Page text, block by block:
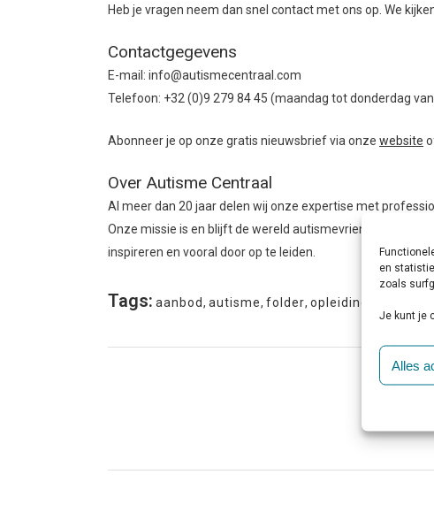
en
zoals
Je kunt je
Alles
Heb je vragen neem dan snel contact met ons op. We
Contactgegevens
E-mail: info@autismecentraal.com
Telefoon: +32 (0)9 279 84 45 (maandag tot donderdag
Abonneer je op onze gratis nieuwsbrief via onze website
Over Autisme Centraal
Al meer dan 20 jaar delen wij onze expertise met
Onze missie is en blijft de wereld autismevriendelijker
inspireren en vooral door op te leiden.
Tags: aanbod, autisme, folder, opleiding